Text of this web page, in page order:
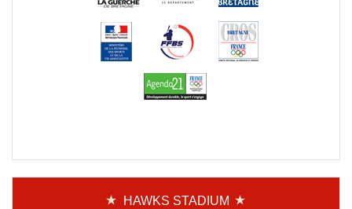
HAWKS STADIUM